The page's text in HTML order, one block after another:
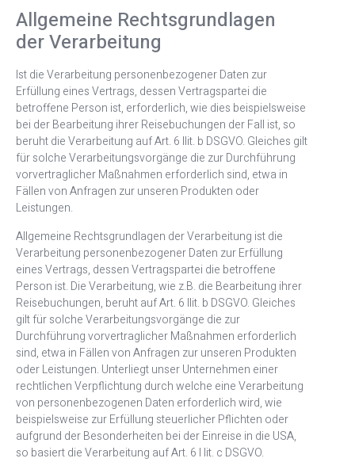
Allgemeine Rechtsgrundlagen
der Verarbeitung
Ist die Verarbeitung personenbezogener Daten zur
Erfüllung eines Vertrags, dessen Vertragspartei die
betroffene Person ist, erforderlich, wie dies beispielsweise
bei der Bearbeitung ihrer Reisebuchungen der Fall ist, so
beruht die Verarbeitung auf Art. 6 Ilit. b DSGVO. Gleiches gilt
für solche Verarbeitungsvorgänge die zur Durchführung
vorvertraglicher Maßnahmen erforderlich sind, etwa in
Fällen von Anfragen zur unseren Produkten oder
Leistungen.
Allgemeine Rechtsgrundlagen der Verarbeitung ist die
Verarbeitung personenbezogener Daten zur Erfüllung
eines Vertrags, dessen Vertragspartei die betroffene
Person ist. Die Verarbeitung, wie z.B. die Bearbeitung ihrer
Reisebuchungen, beruht auf Art. 6 Ilit. b DSGVO. Gleiches
gilt für solche Verarbeitungsvorgänge die zur
Durchführung vorvertraglicher Maßnahmen erforderlich
sind, etwa in Fällen von Anfragen zur unseren Produkten
oder Leistungen. Unterliegt unser Unternehmen einer
rechtlichen Verpflichtung durch welche eine Verarbeitung
von personenbezogenen Daten erforderlich wird, wie
beispielsweise zur Erfüllung steuerlicher Pflichten oder
aufgrund der Besonderheiten bei der Einreise in die USA,
so basiert die Verarbeitung auf Art. 6 I lit. c DSGVO.